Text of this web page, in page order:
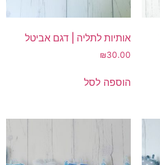
אותיות לתליה | דגם אביטל
₪30.00
הוספה לסל